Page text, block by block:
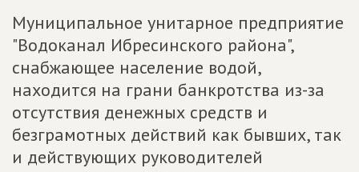
Муниципальное унитарное предприятие
"Водоканал Ибресинского района",
снабжающее население водой,
находится на грани банкротства из-за
отсутствия денежных средств и
безграмотных действий как бывших, так
и действующих руководителей